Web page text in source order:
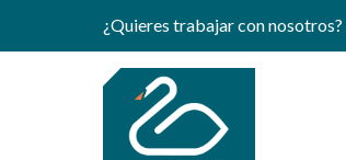
¿Quieres trabajar con nosotros?